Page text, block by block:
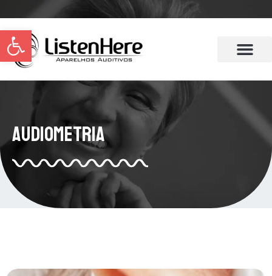
Abrir a barra de ferramentas
Audiometria